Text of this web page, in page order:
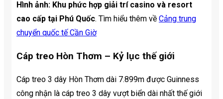
Hình ảnh: Khu phức hợp giải trí casino và resort
cao cấp tại Phú Quốc. Tìm hiểu thêm về Cảng trung
chuyển quốc tế Cần Giờ
Cáp treo Hòn Thơm – Kỷ lục thế giới
Cáp treo 3 dây Hòn Thơm dài 7.899m được Guinness
công nhận là cáp treo 3 dây vượt biển dài nhất thế giới